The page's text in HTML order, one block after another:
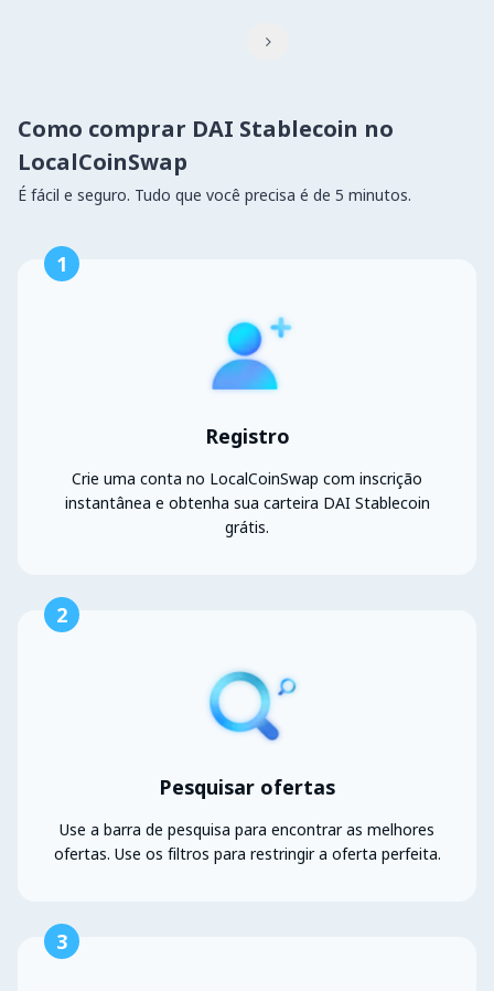

Como comprar DAI Stablecoin no
LocalCoinSwap
É fácil e seguro. Tudo que você precisa é de 5 minutos.
1
Registro
Crie uma conta no LocalCoinSwap com inscrição
instantânea e obtenha sua carteira DAI Stablecoin
grátis.
2
Pesquisar ofertas
Use a barra de pesquisa para encontrar as melhores
ofertas. Use os filtros para restringir a oferta perfeita.
3